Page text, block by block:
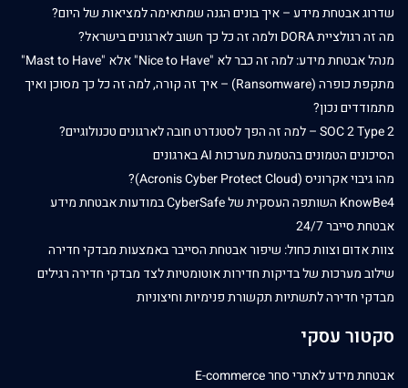
שדרוג אבטחת מידע – איך בונים הגנה שמתאימה למציאות של היום?
מה זה רגולציית DORA ולמה זה כל כך חשוב לארגונים בישראל?
מנהל אבטחת מידע: למה זה כבר לא "Nice to Have" אלא "Mast to Have"
מתקפת כופרה (Ransomware) – איך זה קורה, למה זה כל כך מסוכן ואיך
מתמודדים נכון?
SOC 2 Type 2 – למה זה הפך לסטנדרט חובה לארגונים טכנולוגיים?
הסיכונים הטמונים בהטמעת מערכות AI בארגונים
מהו גיבוי אקרוניס (Acronis Cyber Protect Cloud)?
KnowBe4 השותפה העסקית של CyberSafe במודעות אבטחת מידע
אבטחת סייבר 24/7
צוות אדום וצוות כחול: שיפור אבטחת הסייבר באמצעות מבדקי חדירה
שילוב מערכות של בדיקות חדירות אוטומטיות לצד מבדקי חדירה רגילים
מבדקי חדירה לתשתיות תקשורת פנימיות וחיצוניות
סקטור עסקי
אבטחת מידע לאתרי סחר E-commerce